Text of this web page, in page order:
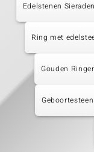
Edelstenen Sieraden
Ring met
Gouden